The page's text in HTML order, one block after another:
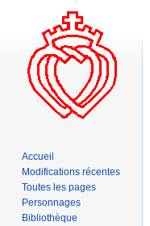
Accueil
Modifications récentes
Toutes les pages
Personnages
Bibliothèque